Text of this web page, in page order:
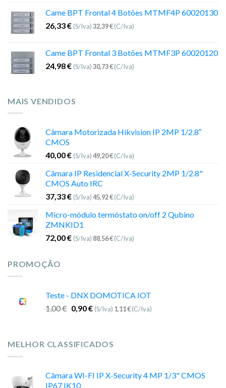
Came BPT Frontal 4 Botões MTMF4P 60020130
26,33€ (S/Iva)32,39€(C/Iva)
Came BPT Frontal 3 Botões MTMF3P 60020120
24,98€ (S/Iva)30,73€(C/Iva)
MAIS VENDIDOS
Câmara Motorizada Hikvision IP 2MP 1/2.8″
CMOS
40,00€ (S/Iva)49,20€(C/Iva)
Câmara IP Residencial X-Security 2MP 1/2.8"
CMOS Auto IRC
37,33€ (S/Iva)45,92€(C/Iva)
Micro-módulo termóstato on/off 2 Qubino
ZMNKID1
72,00€ (S/Iva) 88,56€(C/Iva)
PROMOÇÃO
Teste - DNX DOMOTICA IOT
1,00€ 0,90€ (S/Iva) 1,11€(C/Iva)
MELHOR CLASSIFICADOS
Câmara WI-FI IP X-Security 4 MP 1/3" CMOS
IP67 IK10